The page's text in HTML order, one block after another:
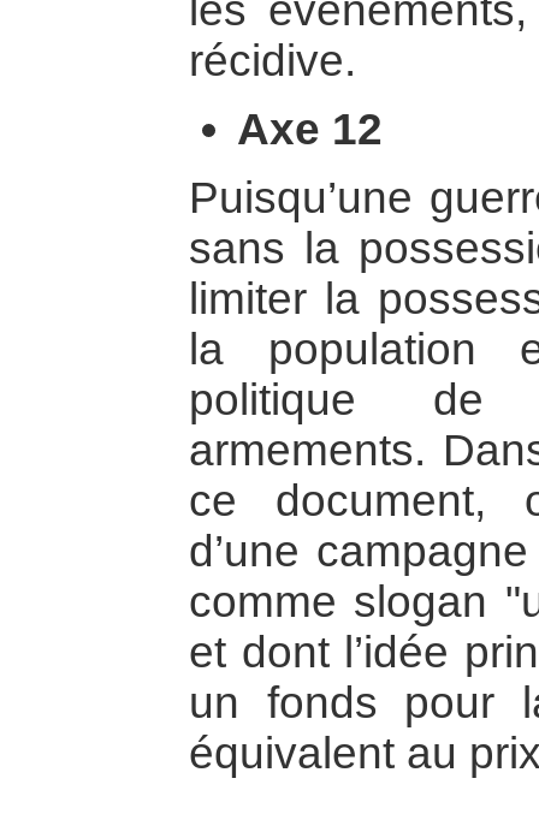
les
récidive.
Axe 12
Puisqu’une
sans la
limiter la
la population
politique de
armements.
ce document,
d’une
comme slogan
et dont l’idée
un fonds pour
équivalent au